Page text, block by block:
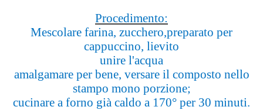
Procedimento:
Mescolare farina, zucchero,preparato per
cappuccino, lievito
unire l'acqua
amalgamare per bene, versare il composto nello
stampo mono porzione;
cucinare a forno già caldo a 170° per 30 minuti.